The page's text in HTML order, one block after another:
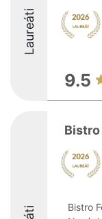
Laureáti
9.5
Bistro
Bistro